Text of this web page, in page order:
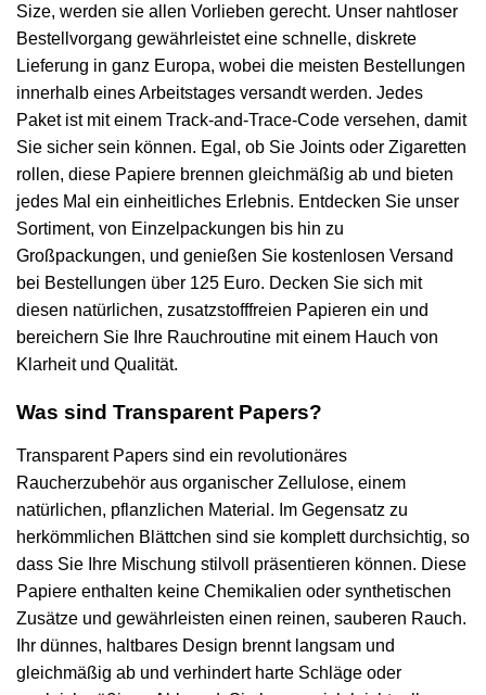
Size, werden sie allen Vorlieben gerecht. Unser nahtloser
Bestellvorgang gewährleistet eine schnelle, diskrete
Lieferung in ganz Europa, wobei die meisten Bestellungen
innerhalb eines Arbeitstages versandt werden. Jedes
Paket ist mit einem Track-and-Trace-Code versehen, damit
Sie sicher sein können. Egal, ob Sie Joints oder Zigaretten
rollen, diese Papiere brennen gleichmäßig ab und bieten
jedes Mal ein einheitliches Erlebnis. Entdecken Sie unser
Sortiment, von Einzelpackungen bis hin zu
Großpackungen, und genießen Sie kostenlosen Versand
bei Bestellungen über 125 Euro. Decken Sie sich mit
diesen natürlichen, zusatzstofffreien Papieren ein und
bereichern Sie Ihre Rauchroutine mit einem Hauch von
Klarheit und Qualität.
Was sind Transparent Papers?
Transparent Papers sind ein revolutionäres
Raucherzubehör aus organischer Zellulose, einem
natürlichen, pflanzlichen Material. Im Gegensatz zu
herkömmlichen Blättchen sind sie komplett durchsichtig, so
dass Sie Ihre Mischung stilvoll präsentieren können. Diese
Papiere enthalten keine Chemikalien oder synthetischen
Zusätze und gewährleisten einen reinen, sauberen Rauch.
Ihr dünnes, haltbares Design brennt langsam und
gleichmäßig ab und verhindert harte Schläge oder